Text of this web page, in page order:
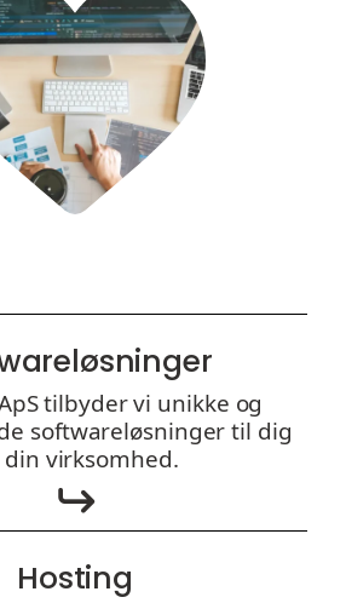
tilbyder vi unikke og
softwareløsninger til dig
din virksomhed.
Hosting